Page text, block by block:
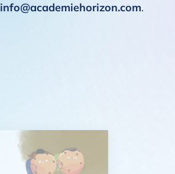
info@academiehorizon.com.